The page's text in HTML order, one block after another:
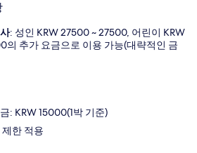
: 성인 KRW 27500 ~ 27500, 어린이 KRW
의 추가 요금으로 이용 가능(대략적인 금
: KRW 15000(1박 기준)
한 적용